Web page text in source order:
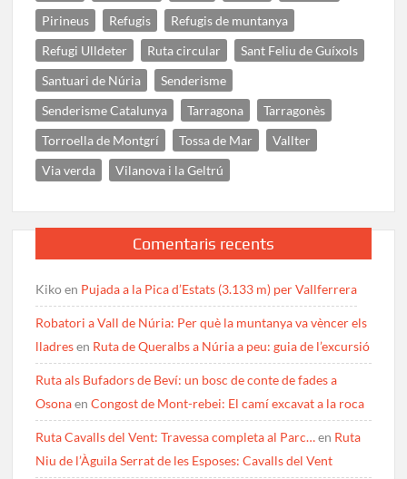
Pirineus
Refugis
Refugis de muntanya
Refugi Ulldeter
Ruta circular
Sant Feliu de Guíxols
Santuari de Núria
Senderisme
Senderisme Catalunya
Tarragona
Tarragonès
Torroella de Montgrí
Tossa de Mar
Vallter
Via verda
Vilanova i la Geltrú
Comentaris recents
Kikoen Pujada a la Pica d’Estats (3.133 m) per Vallferrera
Robatori a Vall de Núria: Per què la muntanya va vèncer els
lladresen Ruta de Queralbs a Núria a peu: guia de l’excursió
Ruta als Bufadors de Beví: un bosc de conte de fades a
OsonaenCongost de Mont-rebei: El camí excavat a la roca
Ruta Cavalls del Vent: Travessa completa al Parc…en Ruta
Niu de l’Àguila Serrat de les Esposes: Cavalls del Vent